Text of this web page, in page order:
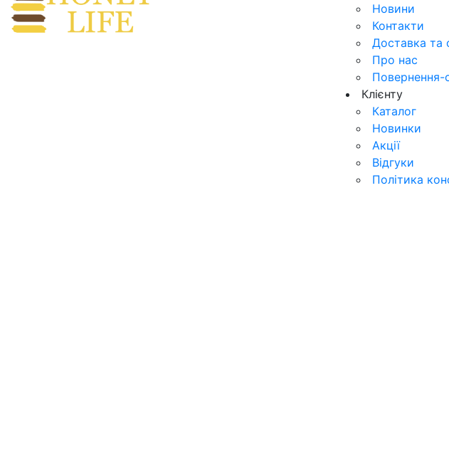
Новини
Контакти
Доставка та
Про нас
Повернення-
Клієнту
Каталог
Новинки
Акції
Відгуки
Політика